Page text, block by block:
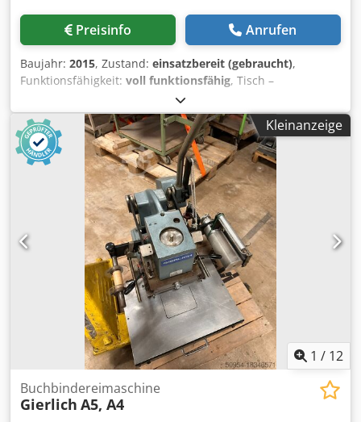
Preisinfo Anrufen
Baujahr: 2015, Zustand: einsatzbereit (gebraucht),
Funktionsfähigkeit: voll funktionsfähig, Tisch –
Banderoliermaschine Akebono OB 360 Bj. 2015 Crjdsy Sn
Sfopfx Af Aof Leistung bis 30 Banderolierungen pro Minute
Bandbreite 29mm Vorratsrolle 180/200m Bogengrössen B
360 x H 200mm Bündelhöhe 2-210 cm Bündelbreite 20-
390mm Elektrik 230 V, 50/60 Hz, 1 PH Verwendetes
Material: * Banderolierfolie * Banderolierpapier
Kleinanzeige
1 / 12
Buchbindereimaschine
Gierlich A5, A4